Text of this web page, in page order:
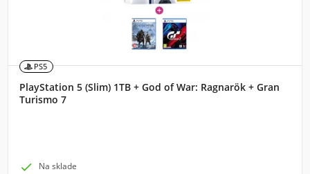
PS5
PlayStation 5 (Slim) 1TB + God of War: Ragnarök + Gran
Turismo 7
 Na sklade